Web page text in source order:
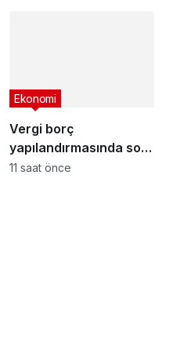
Vergi borç
yapılandırmasında son
gün yaklaşıyor
Ekonomi
11 saat önce